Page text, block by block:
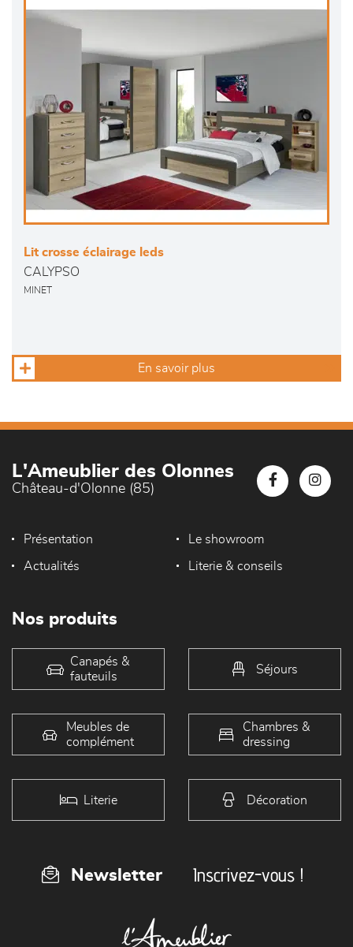
Lit crosse éclairage leds
CALYPSO
MINET
En savoir plus
L'Ameublier des Olonnes
Château-d'Olonne (85)
Présentation Le showroom
Actualités Literie & conseils
Nos produits
Canapés &
fauteuils
Séjours
Meubles de
complément
Chambres &
dressing
Literie Décoration
Newsletter Inscrivez-vous !